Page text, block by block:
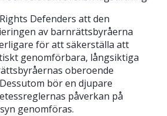
Defenders att den
av barnrättsbyråerna
för att säkerställa att
genomförbara, långsiktiga
oberoende
bör en djupare
påverkan på
genomföras.